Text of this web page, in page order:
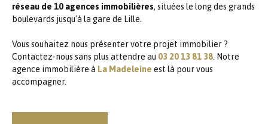
réseau de 10 agences immobilières, situées le long des grands
boulevards jusqu'à la gare de Lille.
Vous souhaitez nous présenter votre projet immobilier ?
Contactez-nous sans plus attendre au 03 20 13 81 38 . Notre
agence immobilière à La Madeleine est là pour vous
accompagner.